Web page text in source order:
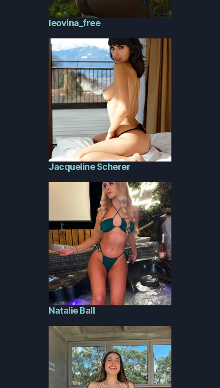
leovina_free
Jacqueline Scherer
Natalie Ball